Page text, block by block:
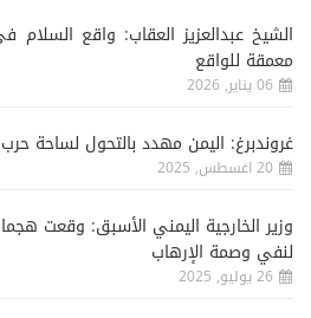
الشيخ عبدالعزيز العقاب: واقع السلام
معمقة للواقع
06 يناير, 2026
غروندبرغ: اليمن مهدد بالتحول لساحة
20 اغسطس, 2025
وزير الخارجية اليمني الأسبق: وقعت
لنفي وصمة الإرهاب
26 يوليو, 2025